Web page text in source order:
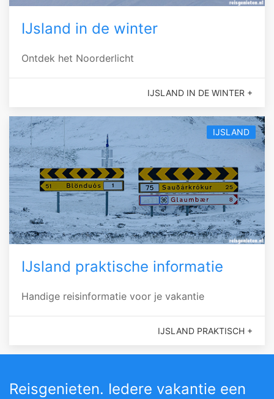
IJsland in de winter
Ontdek het Noorderlicht
IJSLAND IN DE WINTER +
IJSLAND
IJsland praktische informatie
Handige reisinformatie voor je vakantie
IJSLAND PRAKTISCH +
Reisgenieten. Iedere vakantie een